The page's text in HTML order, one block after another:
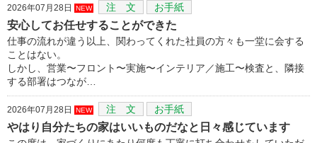
2026年07月28日 NEW 注 文 お手紙
安心してお任せすることができた
仕事の流れが違う以上、関わってくれた社員の方々も一堂に会する
ことはない。
しかし、営業〜フロント〜実施〜インテリア／施工〜検査と、隣接
する部署はつなが…
2026年07月28日 NEW 注 文 お手紙
やはり自分たちの家はいいものだなと日々感じています